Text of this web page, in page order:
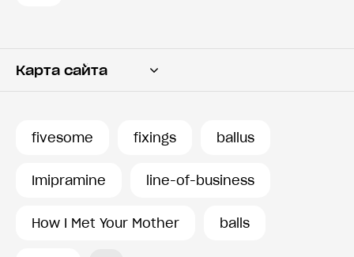
Карта сайта
fivesome fixings ballus
Imipramine line-of-business
How I Met Your Mother balls